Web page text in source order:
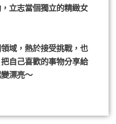
立志當個獨立的精緻女
域，熱於接受挑戰，也
自己喜歡的事物分享給
漂亮～